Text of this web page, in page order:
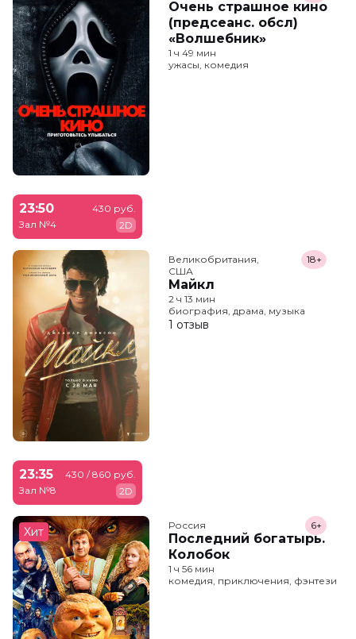
Очень страшное кино
(предсеанс. обсл)
«Волшебник»
1 ч 49 мин
ужасы, комедия
23:50
Зал №4
430 руб.
2D
Великобритания,
США
Майкл
18+
2 ч 13 мин
биография, драма, музыка
1 отзыв
23:35
Зал №8
430 / 860 руб.
2D
Хит Россия
Последний богатырь.
Колобок
6+
1 ч 56 мин
комедия, приключения, фэнтези